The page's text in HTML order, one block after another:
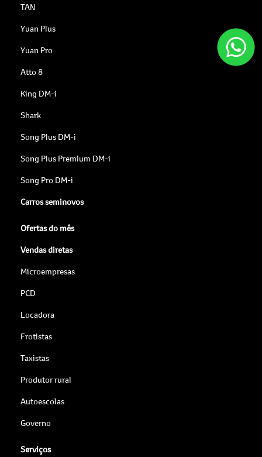
Yuan Plus
Yuan Pro
Atto 8
King DM-i
Shark
Song Plus DM-i
Song Plus Premium DM-i
Song Pro DM-i
Carros seminovos
Ofertas do mês
Vendas diretas
Microempresas
PCD
Locadora
Frotistas
Taxistas
Produtor rural
Autoescolas
Governo
Serviços
Agendamento online